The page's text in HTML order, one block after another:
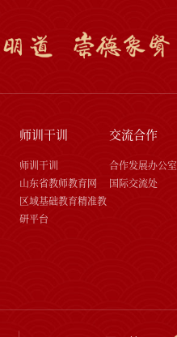
师训干训
师训干训
山东省教师教育网
区域基础教育精准教
研平台
交流合作
合作发展办公室
国际交流处